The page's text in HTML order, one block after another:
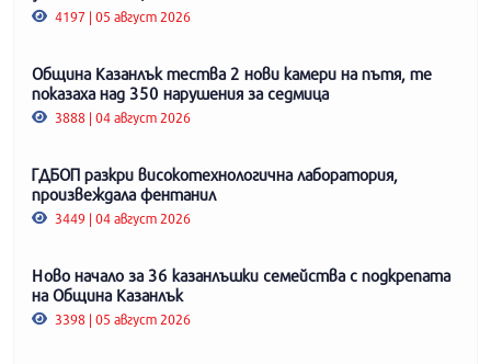
4197 | 05 август 2026
Община Казанлък тества 2 нови камери на пътя, те
показаха над 350 нарушения за седмица
3888 | 04 август 2026
ГДБОП разкри високотехнологична лаборатория,
произвеждала фентанил
3449 | 04 август 2026
Ново начало за 36 казанлъшки семейства с подкрепата
на Община Казанлък
3398 | 05 август 2026